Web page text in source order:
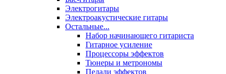
Электрогитары
Электроакустические гитары
Остальные...
Набор начинающего гитариста
Гитарное усиление
Процессоры эффектов
Тюнеры и метрономы
Педали эффектов